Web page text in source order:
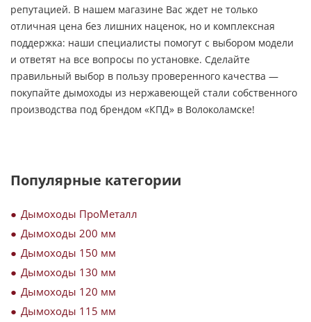
репутацией. В нашем магазине Вас ждет не только
отличная цена без лишних наценок, но и комплексная
поддержка: наши специалисты помогут с выбором модели
и ответят на все вопросы по установке. Сделайте
правильный выбор в пользу проверенного качества —
покупайте дымоходы из нержавеющей стали собственного
производства под брендом «КПД» в Волоколамске!
Популярные категории
Дымоходы ПроМеталл
Дымоходы 200 мм
Дымоходы 150 мм
Дымоходы 130 мм
Дымоходы 120 мм
Дымоходы 115 мм